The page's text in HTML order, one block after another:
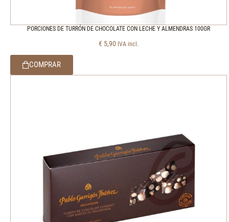
PORCIONES DE TURRÓN DE CHOCOLATE CON LECHE Y ALMENDRAS 100GR
€ 5,90 IVA incl.
COMPRAR